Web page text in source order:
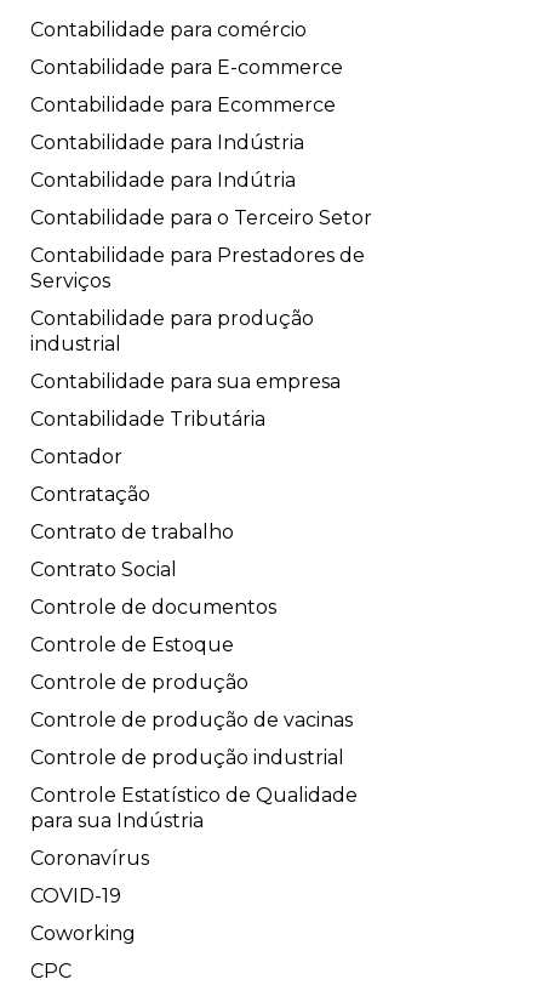
Contabilidade para comércio
Contabilidade para E-commerce
Contabilidade para Ecommerce
Contabilidade para Indústria
Contabilidade para Indútria
Contabilidade para o Terceiro Setor
Contabilidade para Prestadores de
Serviços
Contabilidade para produção
industrial
Contabilidade para sua empresa
Contabilidade Tributária
Contador
Contratação
Contrato de trabalho
Contrato Social
Controle de documentos
Controle de Estoque
Controle de produção
Controle de produção de vacinas
Controle de produção industrial
Controle Estatístico de Qualidade
para sua Indústria
Coronavírus
COVID-19
Coworking
CPC